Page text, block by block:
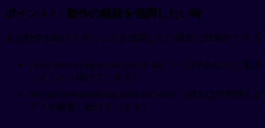
ポイント2：動作の継続を強調したい時
ある動作を続けてきたことを強調したい場合に効果的です 💪
I have been trying to call you all day.（一日中あなたに電話
しようとし続けています）
She has been practicing piano for hours.（彼女は何時間もピ
アノを練習し続けています）